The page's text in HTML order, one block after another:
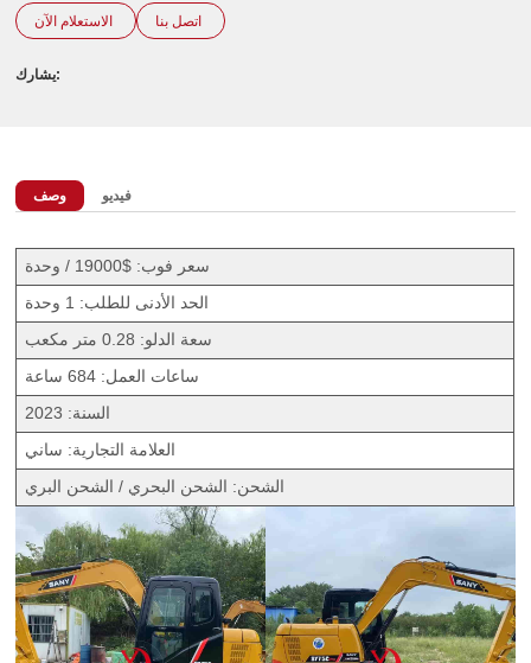
الاستعلام الآن اتصل بنا
يشارك:
وصف فيديو
سعر فوب: $19000 / وحدة
ساعات العمل: 684 ساعة
السنة: 2023
العلامة التجارية: ساني